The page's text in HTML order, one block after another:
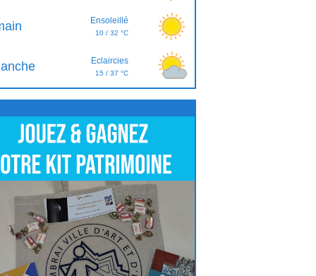
Ensoleillé
10 / 32 °C
Eclaircies
15 / 37 °C